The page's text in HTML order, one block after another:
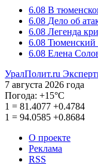
6.08 В
6.08 Дело об
6.08 Легенда
6.08 Тюменский
6.08 Елена
УралПолит.ru
7 августа 2026 года
Погода: +15°С
1 = 81.4077 +0.4784
1 = 94.0585 +0.8684
О проекте
Реклама
RSS